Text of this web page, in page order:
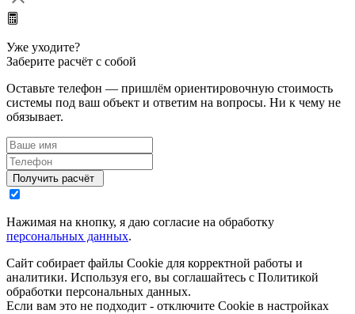
Уже уходите?
Заберите расчёт с собой
Оставьте телефон — пришлём ориентировочную стоимость
системы под ваш объект и ответим на вопросы. Ни к чему не
обязывает.
Нажимая на кнопку, я даю согласие на обработку
персональных данных.
Сайт собирает файлы Cookie для корректной работы и
аналитики. Используя его, вы соглашайтесь с Политикой
обработки персональных данных.
Если вам это не подходит - отключите Cookie в настройках